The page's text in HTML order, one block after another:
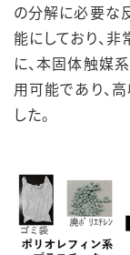
の分解に必要な
能にしており、
に、本固体触媒
用可能であり、
した。